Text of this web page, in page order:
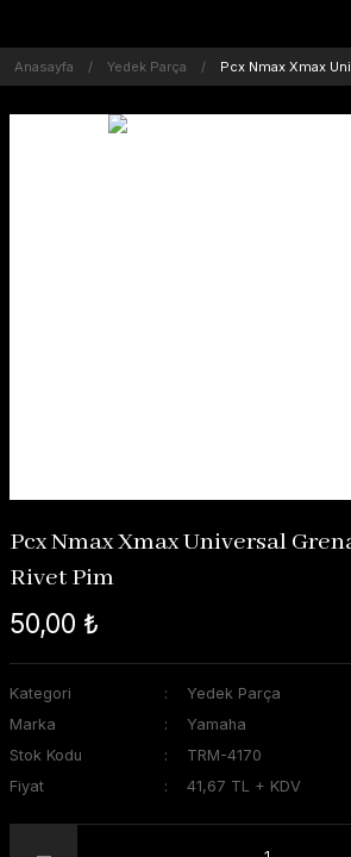
Anasayfa Yedek Parça Pcx Nmax Xmax
Pcx Nmax Xmax Universal
Rivet Pim
50,00 ₺
Kategori
Yedek Parça
Marka
Yamaha
Stok Kodu
TRM-4170
Fiyat
41,67 TL + KDV